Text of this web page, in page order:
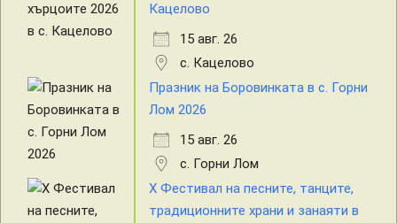
Кацелово
15 авг. 26
с. Кацелово
Празник на Боровинката в с. Горни
Лом 2026
15 авг. 26
с. Горни Лом
X Фестивал на песните, танците,
традиционните храни и занаяти в